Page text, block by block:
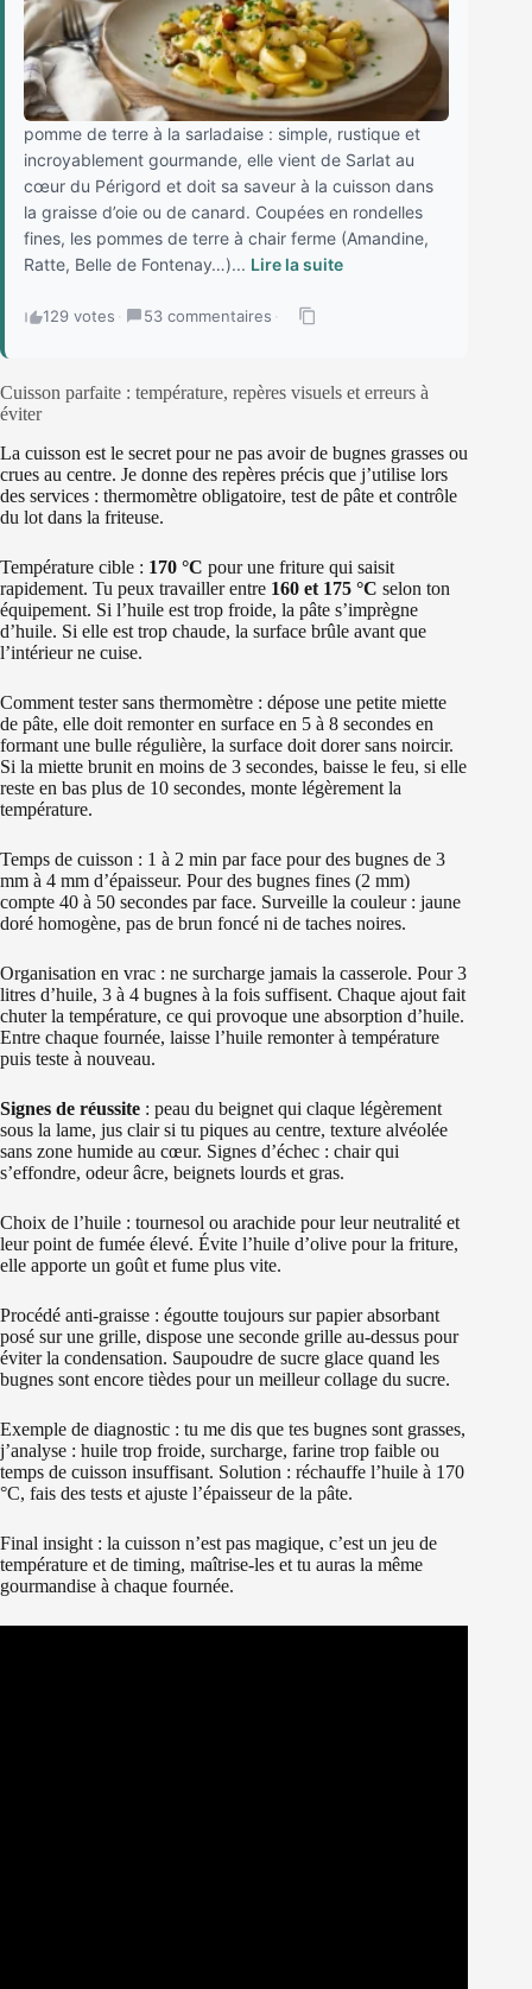
pomme de terre à la sarladaise : simple, rustique et
incroyablement gourmande, elle vient de Sarlat au
cœur du Périgord et doit sa saveur à la cuisson dans
la graisse d’oie ou de canard. Coupées en rondelles
fines, les pommes de terre à chair ferme (Amandine,
Ratte, Belle de Fontenay…)... Lire la suite
129 votes · 53 commentaires ·
Cuisson parfaite : température, repères visuels et erreurs à
éviter
La cuisson est le secret pour ne pas avoir de bugnes grasses ou
crues au centre. Je donne des repères précis que j’utilise lors
des services : thermomètre obligatoire, test de pâte et contrôle
du lot dans la friteuse.
Température cible : 170 °C pour une friture qui saisit
rapidement. Tu peux travailler entre 160 et 175 °C selon ton
équipement. Si l’huile est trop froide, la pâte s’imprègne
d’huile. Si elle est trop chaude, la surface brûle avant que
l’intérieur ne cuise.
Comment tester sans thermomètre : dépose une petite miette
de pâte, elle doit remonter en surface en 5 à 8 secondes en
formant une bulle régulière, la surface doit dorer sans noircir.
Si la miette brunit en moins de 3 secondes, baisse le feu, si elle
reste en bas plus de 10 secondes, monte légèrement la
température.
Temps de cuisson : 1 à 2 min par face pour des bugnes de 3
mm à 4 mm d’épaisseur. Pour des bugnes fines (2 mm)
compte 40 à 50 secondes par face. Surveille la couleur : jaune
doré homogène, pas de brun foncé ni de taches noires.
Organisation en vrac : ne surcharge jamais la casserole. Pour 3
litres d’huile, 3 à 4 bugnes à la fois suffisent. Chaque ajout fait
chuter la température, ce qui provoque une absorption d’huile.
Entre chaque fournée, laisse l’huile remonter à température
puis teste à nouveau.
Signes de réussite : peau du beignet qui claque légèrement
sous la lame, jus clair si tu piques au centre, texture alvéolée
sans zone humide au cœur. Signes d’échec : chair qui
s’effondre, odeur âcre, beignets lourds et gras.
Choix de l’huile : tournesol ou arachide pour leur neutralité et
leur point de fumée élevé. Évite l’huile d’olive pour la friture,
elle apporte un goût et fume plus vite.
Procédé anti-graisse : égoutte toujours sur papier absorbant
posé sur une grille, dispose une seconde grille au-dessus pour
éviter la condensation. Saupoudre de sucre glace quand les
bugnes sont encore tièdes pour un meilleur collage du sucre.
Exemple de diagnostic : tu me dis que tes bugnes sont grasses,
j’analyse : huile trop froide, surcharge, farine trop faible ou
temps de cuisson insuffisant. Solution : réchauffe l’huile à 170
°C, fais des tests et ajuste l’épaisseur de la pâte.
Final insight : la cuisson n’est pas magique, c’est un jeu de
température et de timing, maîtrise-les et tu auras la même
gourmandise à chaque fournée.